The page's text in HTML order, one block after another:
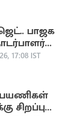
பாஜக
17:08 IST
பயணிகள்
சிறப்பு